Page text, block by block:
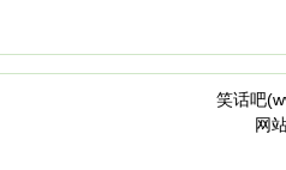
笑话吧(
网